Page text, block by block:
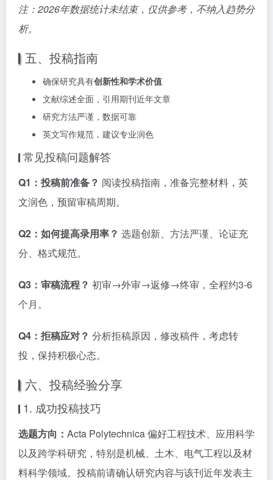
注：2026年数据统计未结束，仅供参考，不纳入趋势分
析。
五、投稿指南
确保研究具有创新性和学术价值
文献综述全面，引用期刊近年文章
研究方法严谨，数据可靠
英文写作规范，建议专业润色
常见投稿问题解答
Q1：投稿前准备？ 阅读投稿指南，准备完整材料，英
文润色，预留审稿周期。
Q2：如何提高录用率？ 选题创新、方法严谨、论证充
分、格式规范。
Q3：审稿流程？ 初审→外审→返修→终审，全程约3-6
个月。
Q4：拒稿应对？ 分析拒稿原因，修改稿件，考虑转
投，保持积极心态。
六、投稿经验分享
1. 成功投稿技巧
选题方向： Acta Polytechnica 偏好工程技术、应用科学
以及跨学科研究，特别是机械、土木、电气工程以及材
料科学领域。投稿前请确认研究内容与该刊近年发表主